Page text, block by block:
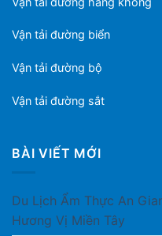
Vận tải đường biển
Vận tải đường bộ
Vận tải đường sắt
BÀI VIẾT MỚI
Du Lịch Ẩm Thực An
Hương Vị Miền Tây